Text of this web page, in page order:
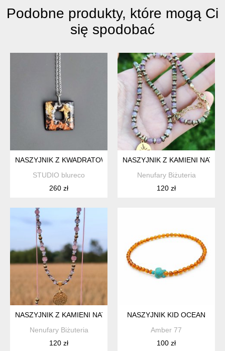
Podobne produkty, które mogą Ci
się spodobać
NASZYJNIK Z KWADRATOWYM WISIORKIEM, KOLEKCJA
STUDIO blureco
260 zł
NASZYJNIK Z KAMIENI
Nenufary Biżuteria
120 zł
NASZYJNIK Z KAMIENI NATURALNYCH REGULOWANY
Nenufary Biżuteria
120 zł
NASZYJNIK KID OCEAN
Amber 77
100 zł